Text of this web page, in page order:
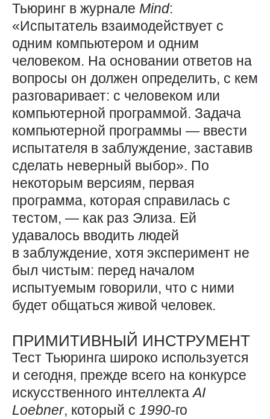
Тьюринг в журнале Mind:
«Испытатель взаимодействует с
одним компьютером и одним
человеком. На основании ответов на
вопросы он должен определить, с кем
разговаривает: с человеком или
компьютерной программой. Задача
компьютерной программы — ​ввести
испытателя в заблуждение, заставив
сделать неверный выбор». По
некоторым версиям, первая
программа, которая справилась с
тестом, — ​как раз Элиза. Ей
удавалось вводить людей
в заблуждение, хотя эксперимент не
был чистым: перед началом
испытуемым говорили, что с ними
будет общаться живой человек.
ПРИМИТИВНЫЙ ИНСТРУМЕНТ
Тест Тьюринга широко используется
и сегодня, прежде всего на конкурсе
искусственного интеллектаAI
Loebner, который с 1990-го